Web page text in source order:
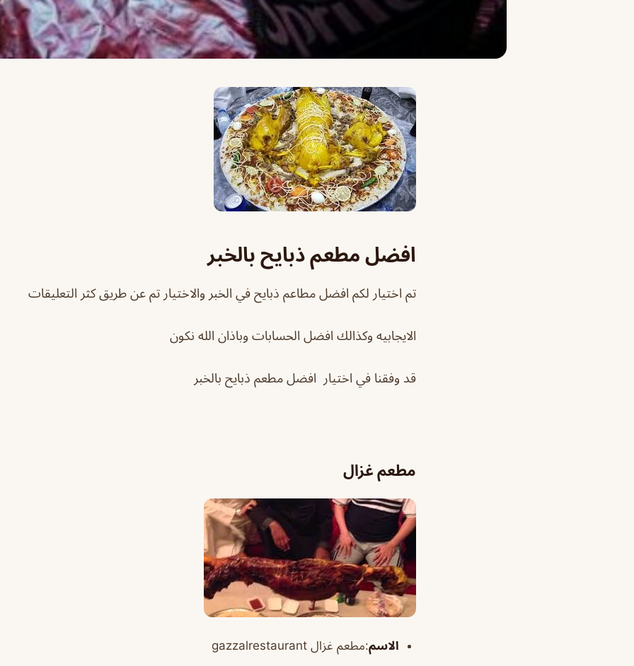
افضل مطعم ذبايح بالخبر
تم اختيار لكم افضل مطاعم ذبايح في الخبر والاختيار تم عن طريق كثر التعليقات
الايجابيه وكذالك افضل الحسابات وباذان الله نكون
قد وفقنا في اختيار افضل مطعم ذبايح بالخبر
مطعم غزال
الاسم:مطعم غزال gazzalrestaurant